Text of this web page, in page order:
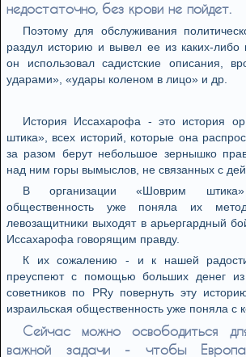
недостаточно, без крови не пойдет.
Поэтому для обслуживания
раздул историю и вывел ее из каких-либо
он использовал садистские описания,
ударами», «удары коленом в лицо» и др.
История Иссахарофа - это история
штика», всех историй, которые она
за разом берут небольшое зернышко
над ним горы вымыслов, не связанных с
В организации «Шоврим
общественность уже поняла их
левозащитники выходят в арьергардный
Иссахарофа говорящим правду.
К их сожалению - и к нашей
преуспеют с помощью больших денег
советников по PRу повернуть эту
израильская общественность уже поняла с
Сейчас можно освободиться
важной задачи - чтобы